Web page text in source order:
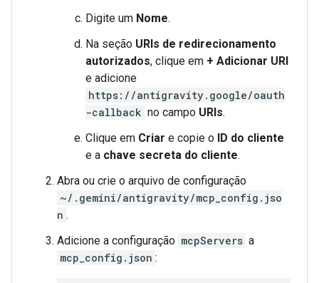
Digite um Nome.
Na seção URIs de redirecionamento
autorizados, clique em + Adicionar URI
e adicione
https://antigravity.google/oauth
-callback no campo URIs.
Clique em Criar e copie o ID do cliente
e a chave secreta do cliente.
Abra ou crie o arquivo de configuração
~/.gemini/antigravity/mcp_config.jso
n .
Adicione a configuração mcpServers a
mcp_config.json :